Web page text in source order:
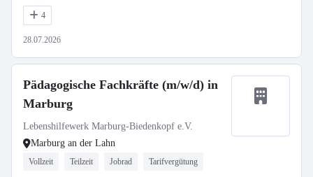
4
28.07.2026
Pädagogische Fachkräfte (m/w/d) in
Marburg
Lebenshilfewerk Marburg-Biedenkopf e.V.
Marburg an der Lahn
Vollzeit Teilzeit Jobrad Tarifvergütung